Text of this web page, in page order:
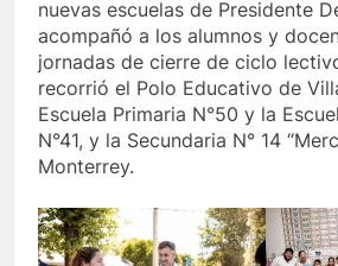
nuevas escuelas de Presidente
acompañó a los alumnos y
jornadas de cierre de ciclo
recorrió el Polo Educativo de
Escuela Primaria N°50 y la
N°41, y la Secundaria N° 14
Monterrey.